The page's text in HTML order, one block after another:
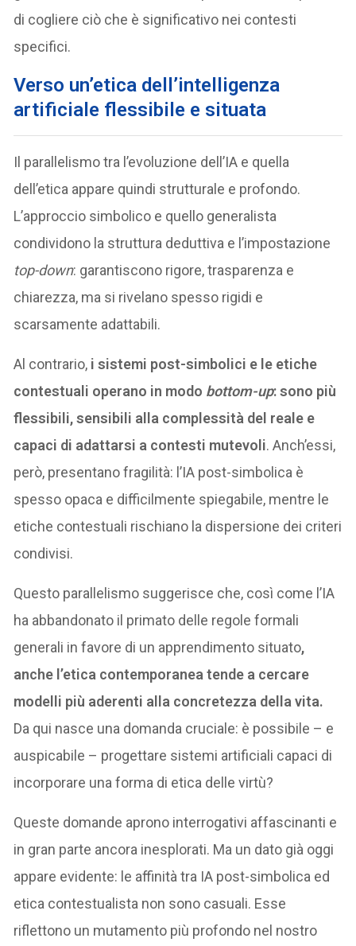
di cogliere ciò che è significativo nei contesti
specifici.
Verso un’etica dell’intelligenza
artificiale flessibile e situata
Il parallelismo tra l’evoluzione dell’IA e quella
dell’etica appare quindi strutturale e profondo.
L’approccio simbolico e quello generalista
condividono la struttura deduttiva e l’impostazione
top-down: garantiscono rigore, trasparenza e
chiarezza, ma si rivelano spesso rigidi e
scarsamente adattabili.
Al contrario, i sistemi post-simbolici e le etiche
contestuali operano in modo bottom-up: sono più
flessibili, sensibili alla complessità del reale e
capaci di adattarsi a contesti mutevoli. Anch’essi,
però, presentano fragilità: l’IA post-simbolica è
spesso opaca e difficilmente spiegabile, mentre le
etiche contestuali rischiano la dispersione dei criteri
condivisi.
Questo parallelismo suggerisce che, così come l’IA
ha abbandonato il primato delle regole formali
generali in favore di un apprendimento situato,
anche l’etica contemporanea tende a cercare
modelli più aderenti alla concretezza della vita.
Da qui nasce una domanda cruciale: è possibile – e
auspicabile – progettare sistemi artificiali capaci di
incorporare una forma di etica delle virtù?
Queste domande aprono interrogativi affascinanti e
in gran parte ancora inesplorati. Ma un dato già oggi
appare evidente: le affinità tra IA post-simbolica ed
etica contestualista non sono casuali. Esse
riflettono un mutamento più profondo nel nostro